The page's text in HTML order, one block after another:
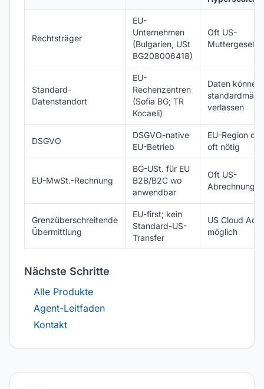
Rechtsträger
EU-
Unternehmen
(Bulgarien, USt
BG208006418)
Oft US-
Standard-
Datenstandort
EU-
Rechenzentren
(Sofia BG; TR
Kocaeli)
Daten können
verlassen
DSGVO
DSGVO-native
EU-Betrieb
EU-Region
oft nötig
EU-MwSt.-Rechnung
BG-USt. für EU
B2B/B2C wo
anwendbar
Oft US-
Grenzüberschreitende
Übermittlung
EU-first; kein
Standard-US-
Transfer
US Cloud Act
möglich
Nächste Schritte
Alle Produkte
Agent-Leitfaden
Kontakt